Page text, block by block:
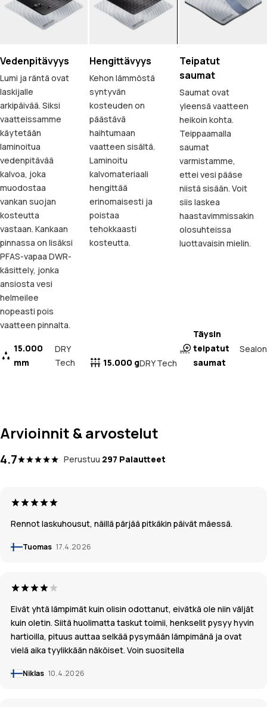
Vedenpitävyys
Lumi ja räntä ovat
laskijalle
arkipäivää. Siksi
vaatteissamme
käytetään
laminoitua
vedenpitävää
kalvoa, joka
muodostaa
vankan suojan
kosteutta
vastaan. Kankaan
pinnassa on lisäksi
PFAS-vapaa DWR-
käsittely, jonka
ansiosta vesi
helmeilee
nopeasti pois
vaatteen pinnalta.
15.000
mm
DRY
Tech
Hengittävyys
Kehon lämmöstä
syntyvän
kosteuden on
päästävä
haihtumaan
vaatteen sisältä.
Laminoitu
kalvomateriaali
hengittää
erinomaisesti ja
poistaa
tehokkaasti
kosteutta.
15.000 gDRY Tech
Teipatut
saumat
Saumat ovat
yleensä vaatteen
heikoin kohta.
Teippaamalla
saumat
varmistamme,
ettei vesi pääse
niistä sisään. Voit
siis laskea
haastavimmissakin
olosuhteissa
luottavaisin mielin.
Täysin
teipatut
saumat
Sealon
Arvioinnit & arvostelut
4.7 Perustuu 297 Palautteet
Rennot laskuhousut, näillä pärjää pitkäkin päivät mäessä.
Tuomas 17.4.2026
Eivät yhtä lämpimät kuin olisin odottanut, eivätkä ole niin väljät
kuin oletin. Siitä huolimatta taskut toimii, henkselit pysyy hyvin
hartioilla, pituus auttaa selkää pysymään lämpimänä ja ovat
vielä aika tyylikkään näköiset. Voin suositella
Niklas 10.4.2026